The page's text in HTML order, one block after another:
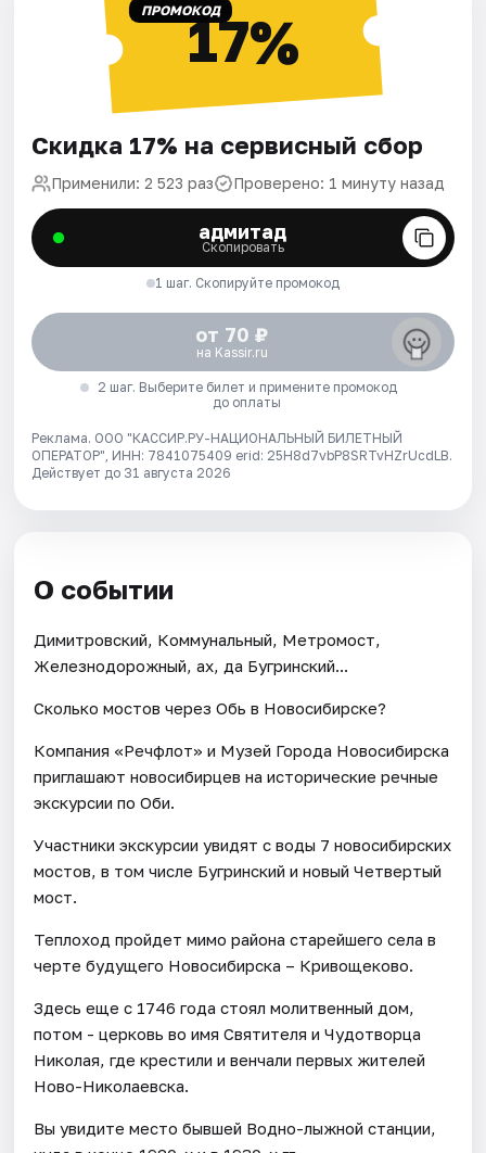
ПРОМОКОД17%
Скидка 17% на сервисный сбор
Применили: 2 523 раз Проверено: 1 минуту назад
адмитад
Скопировать
1 шаг. Скопируйте промокод
от 70 ₽
на Kassir.ru
2 шаг. Выберите билет и примените промокод
до оплаты
Реклама. ООО "КАССИР.РУ-НАЦИОНАЛЬНЫЙ БИЛЕТНЫЙ
ОПЕРАТОР", ИНН: 7841075409 erid: 25H8d7vbP8SRTvHZrUcdLB.
Действует до 31 августа 2026
О событии
Димитровский, Коммунальный, Метромост,
Железнодорожный, ах, да Бугринский...
Сколько мостов через Обь в Новосибирске?
Компания «Речфлот» и Музей Города Новосибирска
приглашают новосибирцев на исторические речные
экскурсии по Оби.
Участники экскурсии увидят с воды 7 новосибирских
мостов, в том числе Бугринский и новый Четвертый
мост.
Теплоход пройдет мимо района старейшего села в
черте будущего Новосибирска – Кривощеково.
Здесь еще с 1746 года стоял молитвенный дом,
потом - церковь во имя Святителя и Чудотворца
Николая, где крестили и венчали первых жителей
Ново-Николаевска.
Вы увидите место бывшей Водно-лыжной станции,